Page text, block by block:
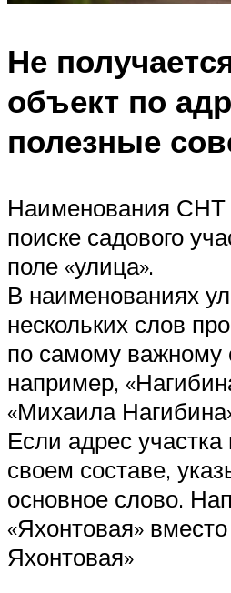
Не
объект по
полезные
Наименования
поиске садового
поле «улица».
В наименованиях
нескольких слов
по самому важному
например,
«Михаила
Если адрес
своем составе,
основное слово.
«Яхонтовая»
Яхонтовая»